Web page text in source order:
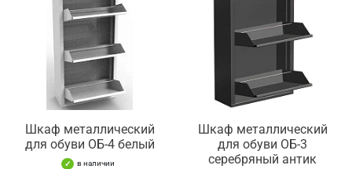
Шкаф металлический
для обуви ОБ-4 белый
в наличии
Шкаф металлический
для обуви ОБ-3
серебряный антик